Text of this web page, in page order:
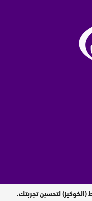
(الكوكيز) لتحسين تجربتك.